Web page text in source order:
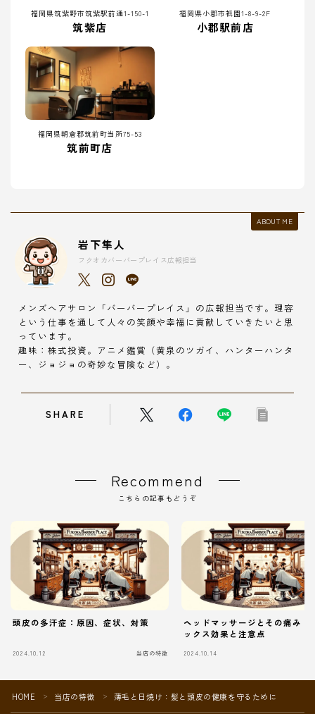
福岡県筑紫野市筑紫駅前通1-150-1
筑紫店
福岡県小郡市祇園1-8-9-2F
小郡駅前店
福岡県朝倉郡筑前町当所75-53
筑前町店
ABOUT ME
岩下隼人
フクオカバーバープレイス広報担当
メンズヘアサロン「バーバープレイス」の広報担当です。理容
という仕事を通して人々の笑顔や幸福に貢献していきたいと思
っています。
趣味：株式投資。アニメ鑑賞（黄泉のツガイ、ハンターハンタ
ー、ジョジョの奇妙な冒険など）。
SHARE
Recommend
こちらの記事もどうぞ
頭皮の多汗症：原因、症状、対策
2024.10.12 当店の特徴
ヘッドマッサージとその痛み：
ックス効果と注意点
2024.10.14
HOME ＞ 当店の特徴 ＞ 薄毛と日焼け：髪と頭皮の健康を守るために